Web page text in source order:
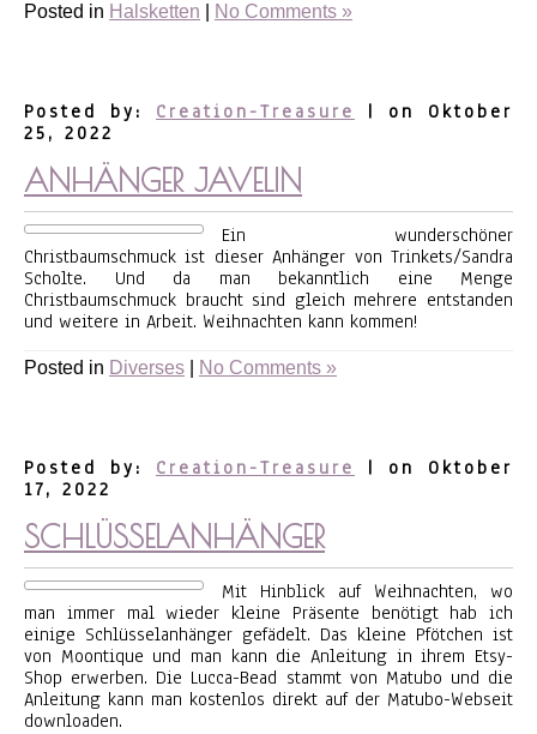
Posted in Halsketten No Comments »
Posted by: Creation-Treasure
| on Oktober
25, 2022
ANHÄNGER JAVELIN
Ein wunderschöner
Christbaumschmuck ist dieser Anhänger von Trinkets/Sandra
Scholte. Und da man bekanntlich eine Menge
Christbaumschmuck braucht sind gleich mehrere entstanden
und weitere in Arbeit. Weihnachten kann kommen!
Posted in Diverses No Comments »
Posted by: Creation-Treasure
| on Oktober
17, 2022
SCHLÜSSELANHÄNGER
Mit Hinblick auf Weihnachten, wo
man immer mal wieder kleine Präsente benötigt hab ich
einige Schlüsselanhänger gefädelt. Das kleine Pfötchen ist
von Moontique und man kann die Anleitung in ihrem Etsy-
Shop erwerben. Die Lucca-Bead stammt von Matubo und die
Anleitung kann man kostenlos direkt auf der Matubo-Webseit
downloaden.